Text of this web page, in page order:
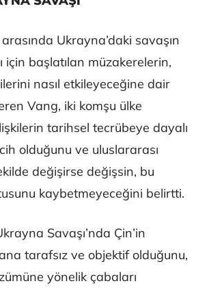
Ukrayna’daki savaşın
için başlatılan müzakerelerin,
nasıl etkileyeceğine dair
Vang, iki komşu ülke
tarihsel tecrübeye dayalı
olduğunu ve uluslararası
değişirse değişsin, bu
kaybetmeyeceğini belirtti.
Savaşı’nda Çin’in
tarafsız ve objektif olduğunu,
yönelik çabaları